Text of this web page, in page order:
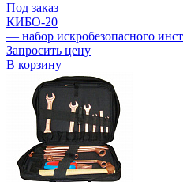
Под заказ
КИБО-20
— набор искробезопасного
Запросить цену
В корзину